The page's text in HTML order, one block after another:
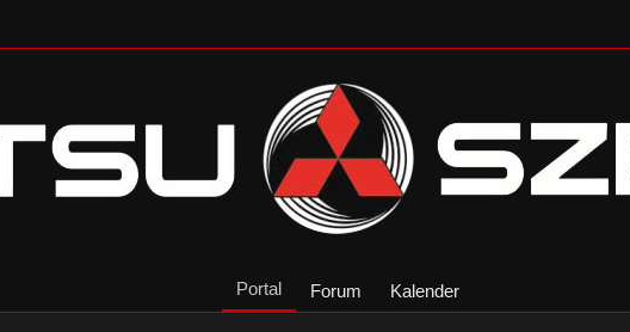
Portal Forum Kalender